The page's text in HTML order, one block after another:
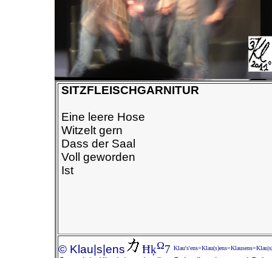
SITZFLEISCHGARNITUR
Eine leere Hose
Witzelt gern
Dass der Saal
Voll geworden
Ist
© Klau|s|ens ĦķΩ7